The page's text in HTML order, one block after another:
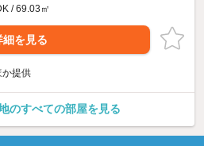
/ 69.03㎡
細を見る
か提供
のすべての部屋を見る